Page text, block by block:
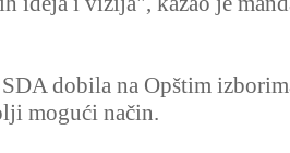
dobila na Opštim
mogući način.